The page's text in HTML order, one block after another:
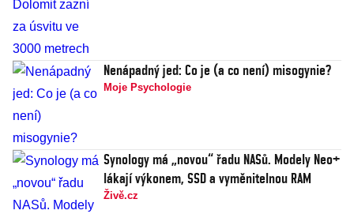
Nenápadný jed: Co je (a co není) misogynie?
Moje Psychologie
Synology má „novou“ řadu NASů. Modely Neo+
lákají výkonem, SSD a vyměnitelnou RAM
Živě.cz